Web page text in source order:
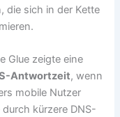
die sich in der Kette
Glue zeigte eine
Antwortzeit, wenn
mobile Nutzer
kürzere DNS-